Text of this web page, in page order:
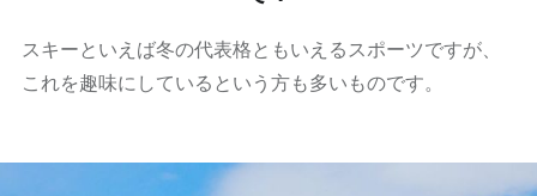
スキーといえば冬の代表格ともいえるスポーツですが、
これを趣味にしているという方も多いものです。